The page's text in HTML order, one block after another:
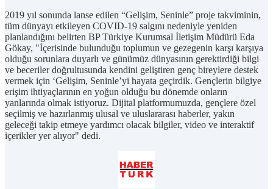
2019 yıl sonunda lanse edilen “Gelişim, Seninle” proje takviminin,
tüm dünyayı etkileyen COVID-19 salgını nedeniyle yeniden
planlandığını belirten BP Türkiye Kurumsal İletişim Müdürü Eda
Gökay, "İçerisinde bulunduğu toplumun ve gezegenin karşı karşıya
olduğu sorunlara duyarlı ve günümüz dünyasının gerektirdiği bilgi
ve beceriler doğrultusunda kendini geliştiren genç bireylere destek
vermek için ‘Gelişim, Seninle’yi hayata geçirdik. Gençlerin bilgiye
erişim ihtiyaçlarının en yoğun olduğu bu dönemde onların
yanlarında olmak istiyoruz. Dijital platformumuzda, gençlere özel
seçilmiş ve hazırlanmış ulusal ve uluslararası haberler, yakın
geleceği takip etmeye yardımcı olacak bilgiler, video ve interaktif
içerikler yer alıyor" dedi.